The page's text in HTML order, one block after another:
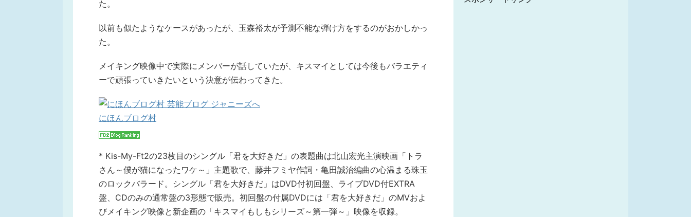
た。
以前も似たようなケースがあったが、玉森裕太が予測不能な弾け方をするのがおかしかっ
た。
メイキング映像中で実際にメンバーが話していたが、キスマイとしては今後もバラエティ
ーで頑張っていきたいという決意が伝わってきた。
にほんブログ村
* Kis-My-Ft2の23枚目のシングル「君を大好きだ」の表題曲は北山宏光主演映画「トラ
さん～僕が猫になったワケ～」主題歌で、藤井フミヤ作詞・亀田誠治編曲の心温まる珠玉
のロックバラード。シングル「君を大好きだ」はDVD付初回盤、ライブDVD付EXTRA
盤、CDのみの通常盤の3形態で販売。初回盤の付属DVDには「君を大好きだ」のMVおよ
びメイキング映像と新企画の「キスマイもしもシリーズ～第一弾～」映像を収録。